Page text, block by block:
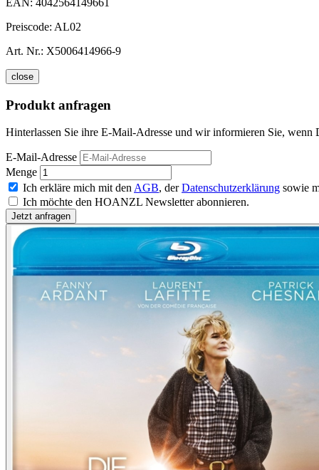
EAN: 4042564149661
Preiscode: AL02
Art. Nr.: X5006414966-9
close
Produkt anfragen
Hinterlassen Sie ihre E-Mail-Adresse und wir informieren Sie, wenn
E-Mail-Adresse
Menge
Ich erkläre mich mit den AGB, derDatenschutzerklärung sowie
Ich möchte den HOANZL Newsletter abonnieren.